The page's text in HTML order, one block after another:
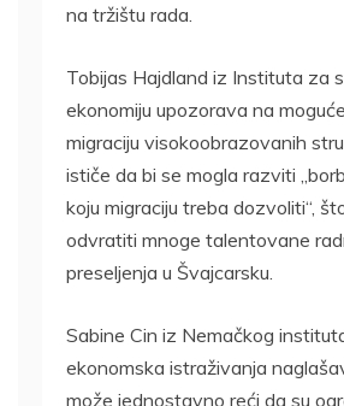
na tržištu rada.
Tobijas Hajdland iz Instituta za
ekonomiju upozorava na
migraciju visokoobrazovanih
ističe da bi se mogla razviti
koju migraciju treba dozvoliti“,
odvratiti mnoge talentovane
preseljenja u Švajcarsku.
Sabine Cin iz Nemačkog
ekonomska istraživanja
može jednostavno reći da su